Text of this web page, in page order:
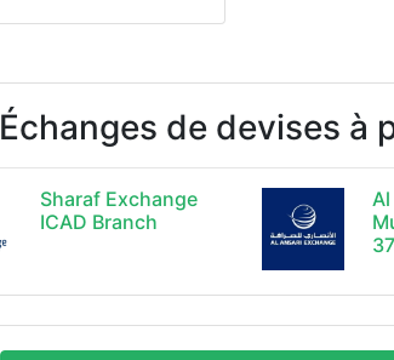
Échanges de devises à
Sharaf Exchange
ICAD Branch